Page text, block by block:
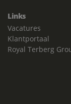
Links
Vacatures
Klantportaal
Royal Terberg